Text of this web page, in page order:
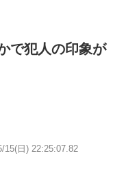
で犯人の印象が
15(日) 22:25:07.82